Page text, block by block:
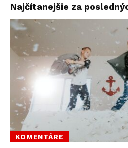
Najčítanejšie za
KOMENTÁRE